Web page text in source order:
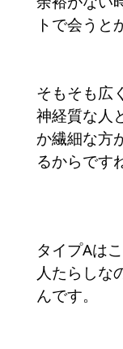
トで会うと
そもそも広
神経質な人
か繊細な方
るからです
タイプAは
人たらしな
んです。